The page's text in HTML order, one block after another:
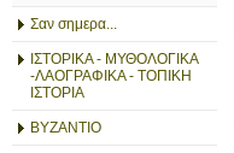
Σαν σημερα...
ΙΣΤΟΡΙΚΑ - ΜΥΘΟΛΟΓΙΚΑ
-ΛΑΟΓΡΑΦΙΚΑ - ΤΟΠΙΚΗ
ΙΣΤΟΡΙΑ
ΒΥΖΑΝΤΙΟ